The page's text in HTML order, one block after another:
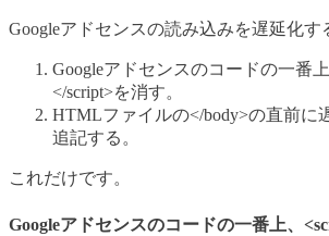
Googleアドセンスの読み込みを遅延化す
Googleアドセンスのコードの一番
</script>を消す。
HTMLファイルの</body>の直前に
追記する。
これだけです。
Googleアドセンスのコードの一番上、